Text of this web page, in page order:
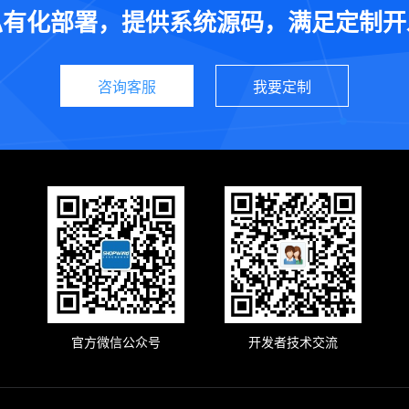
化部署，提供系统源码，满足定制
咨询客服 我要定制
官方微信公众号 开发者技术交流